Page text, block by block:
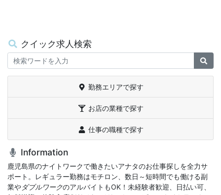
クイック求人検索
Keywords
勤務エリアで探す
お店の業種で探す
仕事の職種で探す
Information
鹿児島県のナイトワークで働きたいアナタのお仕事探しを全力サ
ポート。レギュラー勤務はモチロン、数日～短時間でも働ける副
業やダブルワークのアルバイトもOK！未経験者歓迎、日払い可、